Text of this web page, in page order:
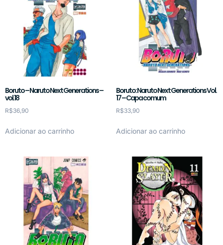
Boruto – Naruto Next Generations –
vol.18
R$36,90
Adicionar ao carrinho
Boruto: Naruto Next Generations Vol.
17 – Capa comum
R$33,90
Adicionar ao carrinho